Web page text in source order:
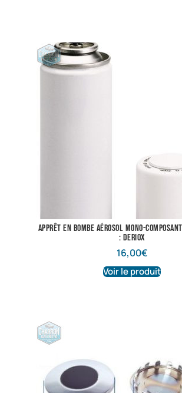
Apprêt en bombe aérosol mono-
: Deriox
16,00€
Voir le produit